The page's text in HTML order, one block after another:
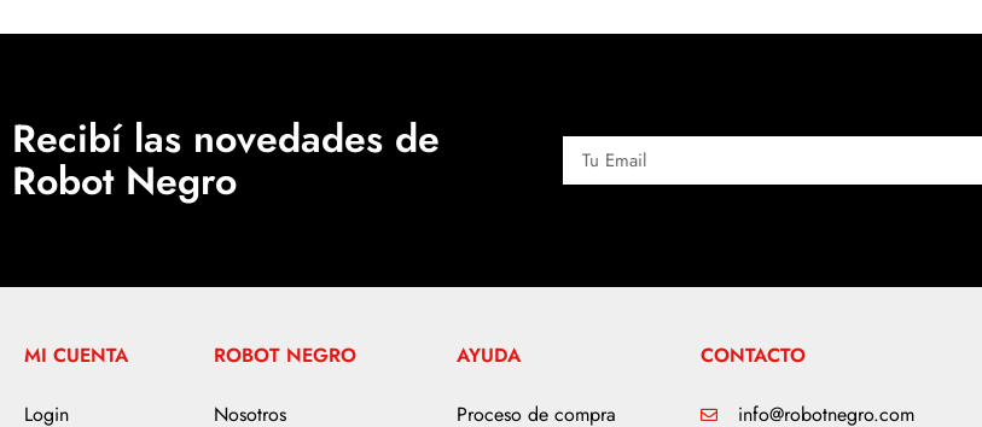
Recibí las novedades de
Robot Negro
MI CUENTA
Login
ROBOT NEGRO
Nosotros
AYUDA
Proceso de compra
CONTACTO
info@robotnegro.com